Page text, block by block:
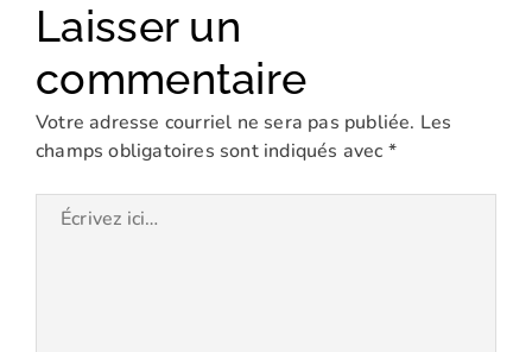
Laisser un
commentaire
Votre adresse courriel ne sera pas publiée. Les
champs obligatoires sont indiqués avec *
Écrivez